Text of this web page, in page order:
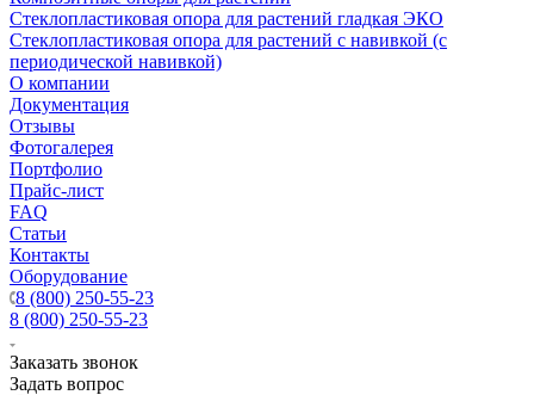
Стеклопластиковая опора для растений гладкая ЭКО
Стеклопластиковая опора для растений с навивкой (с
периодической навивкой)
О компании
Документация
Отзывы
Фотогалерея
Портфолио
Прайс-лист
FAQ
Статьи
Контакты
Оборудование
8 (800) 250-55-23
8 (800) 250-55-23
Заказать звонок
Задать вопрос